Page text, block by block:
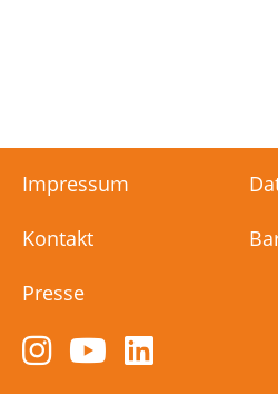
Impressum
Kontakt
Presse
Zum
Instagram-
Kanal
Zum
YouTube-
Kanal
Zum
LinkedIn-
Kanal